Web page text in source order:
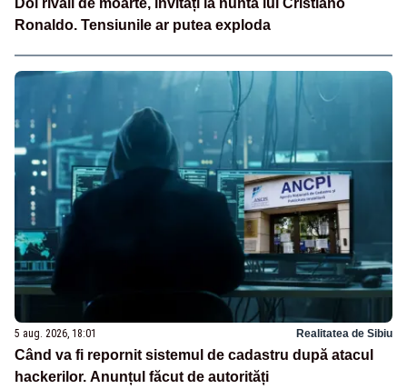
Doi rivali de moarte, invitați la nunta lui Cristiano
Ronaldo. Tensiunile ar putea exploda
5 aug. 2026, 18:01 Realitatea de Sibiu
Când va fi repornit sistemul de cadastru după atacul
hackerilor. Anunțul făcut de autorități